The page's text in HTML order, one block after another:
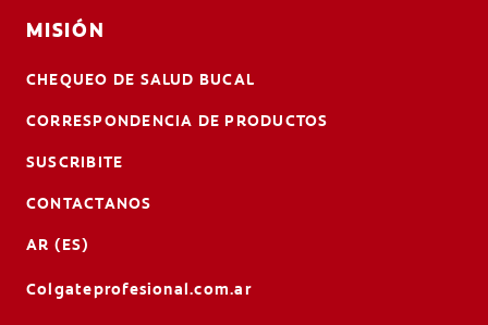
MISIÓN
CHEQUEO DE SALUD BUCAL
CORRESPONDENCIA DE PRODUCTOS
SUSCRIBITE
CONTACTANOS
AR (ES)
Colgateprofesional.com.ar